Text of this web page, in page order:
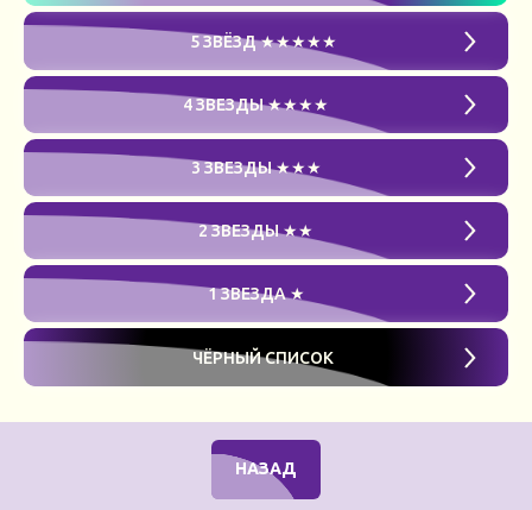
5 ЗВЁЗД ★★★★★
4 ЗВЕЗДЫ ★★★★
3 ЗВЕЗДЫ ★★★
2 ЗВЕЗДЫ ★★
1 ЗВЕЗДА ★
ЧЁРНЫЙ СПИСОК
НАЗАД